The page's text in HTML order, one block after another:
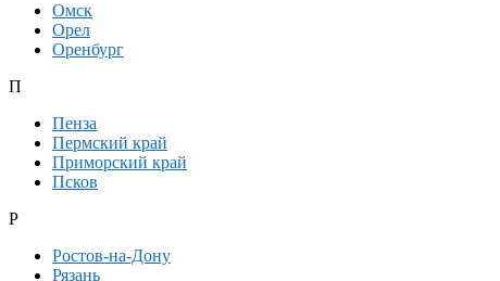
Омск
Орел
Оренбург
П
Пенза
Пермский край
Приморский край
Псков
Р
Ростов-на-Дону
Рязань